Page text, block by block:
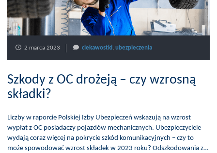
2 marca 2023 ciekawostki, ubezpieczenia
Szkody z OC drożeją – czy wzrosną
składki?
Liczby w raporcie Polskiej Izby Ubezpieczeń wskazują na wzrost
wypłat z OC posiadaczy pojazdów mechanicznych. Ubezpieczyciele
wydają coraz więcej na pokrycie szkód komunikacyjnych – czy to
może spowodować wzrost składek w 2023 roku? Odszkodowania z…